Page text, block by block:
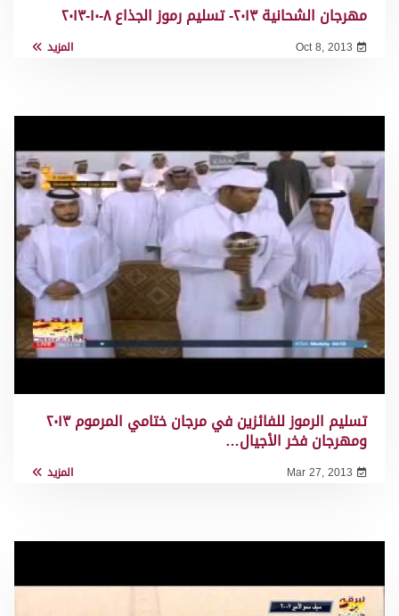
مهرجان الشحانية ٢٠١٣- تسليم رموز الجذاع ٨-١٠-٢٠١٣
Oct 8, 2013 المزيد
تسليم الرموز للفائزين في مرجان ختامي المرموم ٢٠١٣
ومهرجان فخر الأجيال…
Mar 27, 2013 المزيد